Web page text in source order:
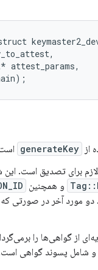
attest_params,
از generateKey
لازم برای تصدیق است. این
و همچنین
مورد آخر در صورتی
شامل پسوند گواهی